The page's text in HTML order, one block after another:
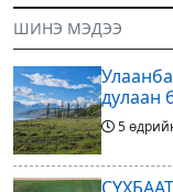
гал Морин жилийн
хөхөгчин хонь сарын
19, Адъяа /Асралт/
ШИНЭ МЭДЭЭ
дулаан
5